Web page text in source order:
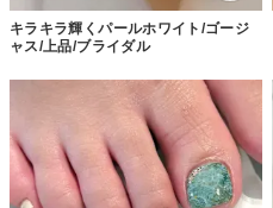
キラキラ輝くパールホワイト/ゴージ
ャス/上品/ブライダル